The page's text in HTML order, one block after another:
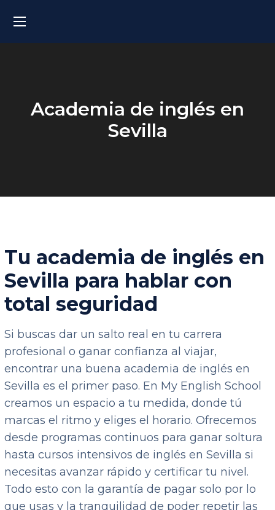
Academia de inglés en
Sevilla
Tu academia de inglés en
Sevilla para hablar con
total seguridad
Si buscas dar un salto real en tu carrera
profesional o ganar confianza al viajar,
encontrar una buena academia de inglés en
Sevilla es el primer paso. En My English School
creamos un espacio a tu medida, donde tú
marcas el ritmo y eliges el horario. Ofrecemos
desde programas continuos para ganar soltura
hasta cursos intensivos de inglés en Sevilla si
necesitas avanzar rápido y certificar tu nivel.
Todo esto con la garantía de pagar solo por lo
que usas y la tranquilidad de poder repetir las